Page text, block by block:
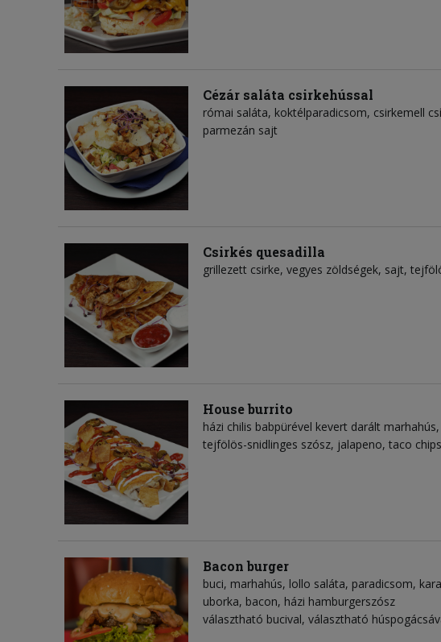
Cézár saláta csirkehússal
római saláta, koktélparadicsom, csirkemell
parmezán sajt
Csirkés quesadilla
grillezett csirke, vegyes zöldségek, sajt,
House burrito
házi chilis babpürével kevert darált
tejfölös-snidlinges szósz, jalapeno, taco chips
Bacon burger
buci, marhahús, lollo saláta, paradicsom,
uborka, bacon, házi hamburgerszósz
választható bucival, választható